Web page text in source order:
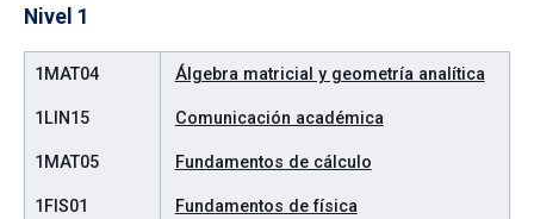
Nivel 1
1MAT04 Álgebra matricial y geometría analítica
1LIN15 Comunicación académica
1MAT05 Fundamentos de cálculo
1FIS01 Fundamentos de física